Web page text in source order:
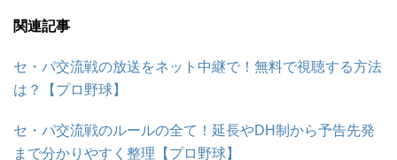
関連記事
セ・パ交流戦の放送をネット中継で！無料で視聴する方法
は？【プロ野球】
セ・パ交流戦のルールの全て！延長やDH制から予告先発
まで分かりやすく整理【プロ野球】